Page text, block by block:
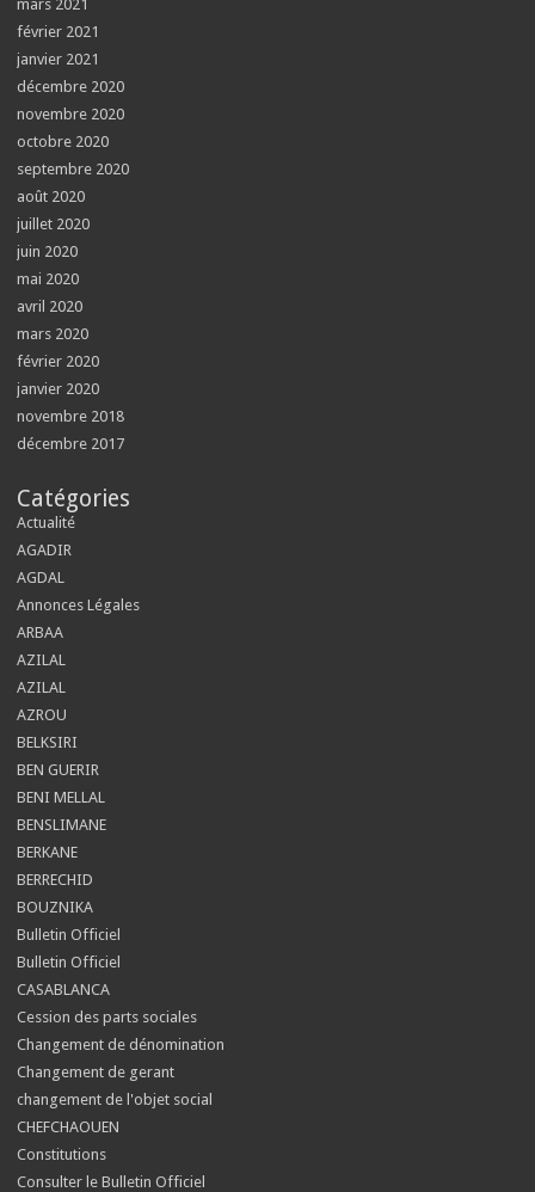
mars 2021
février 2021
janvier 2021
décembre 2020
novembre 2020
octobre 2020
septembre 2020
août 2020
juillet 2020
juin 2020
mai 2020
avril 2020
mars 2020
février 2020
janvier 2020
novembre 2018
décembre 2017
Catégories
Actualité
AGADIR
AGDAL
Annonces Légales
ARBAA
AZILAL
AZILAL
AZROU
BELKSIRI
BEN GUERIR
BENI MELLAL
BENSLIMANE
BERKANE
BERRECHID
BOUZNIKA
Bulletin Officiel
Bulletin Officiel
CASABLANCA
Cession des parts sociales
Changement de dénomination
Changement de gerant
changement de l'objet social
CHEFCHAOUEN
Constitutions
Consulter le Bulletin Officiel